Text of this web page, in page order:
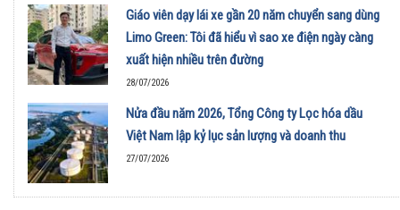
Giáo viên dạy lái xe gần 20 năm chuyển sang dùng
Limo Green: Tôi đã hiểu vì sao xe điện ngày càng
xuất hiện nhiều trên đường
28/07/2026
Nửa đầu năm 2026, Tổng Công ty Lọc hóa dầu
Việt Nam lập kỷ lục sản lượng và doanh thu
27/07/2026